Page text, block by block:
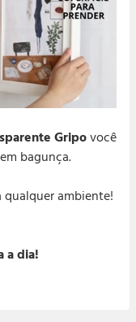
Gripovocê
bagunça.
ambiente!
a dia!